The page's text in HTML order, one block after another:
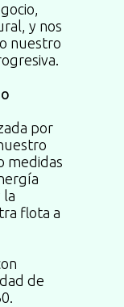
y nos
nuestro
por
medidas
la
flota a
de